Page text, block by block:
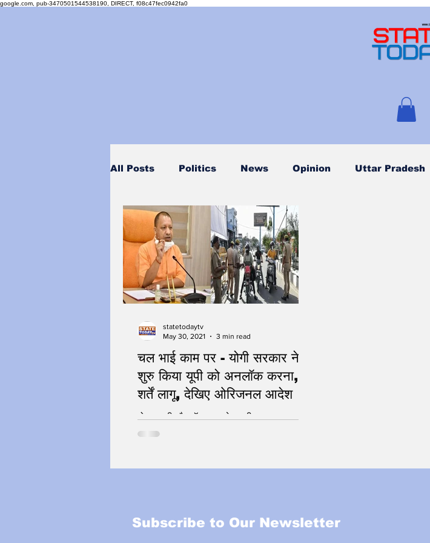
google.com, pub-3470501544538190, DIRECT, f08c47fec0942fa0
All Posts Politics News Opinion Uttar Pradesh
Personality
चल भाई काम पर - योगी सरकार ने
शुरु किया यूपी को अनलॉक करना,
शर्तें लागू, देखिए ओरिजनल आदेश
दो गज दूरी और मॉस्क सबसे जरुरी
statetodaytv
May 30, 2021
3 min read
Subscribe to Our Newsletter